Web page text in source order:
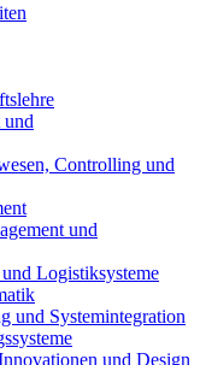
und
Controlling und
und
Logistiksysteme
und Systemintegration
und Design